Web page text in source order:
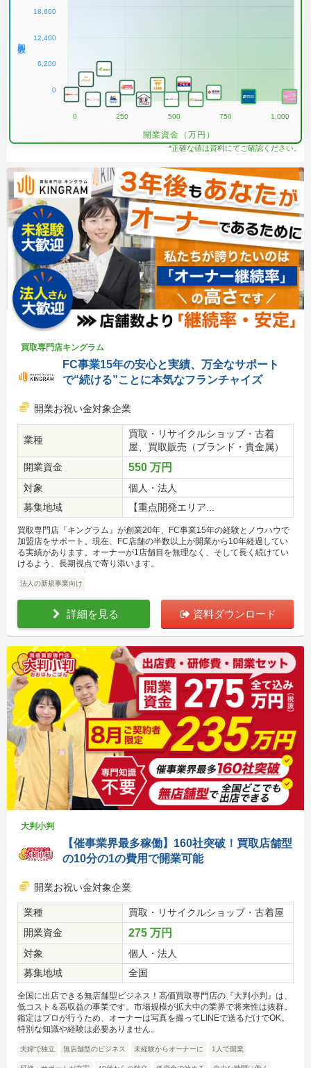
18,600
12,400
6,200
0
0 250 500 750 1,000
開業資金（万円）
*正確な値は資料にてご確認ください。
買取専門店キングラム
FC事業15年の安心と実績、万全なサポート
で“続ける”ことに本気なフランチャイズ
開業お祝い金対象企業
業種
買取・リサイクルショップ・古着
屋、買取販売（ブランド・貴金属）
開業資金
550 万円
対象
個人・法人
募集地域
【重点開発エリア...
買取専門店『キングラム』が創業20年、FC事業15年の経験とノウハウで
加盟店をサポート。現在、FC店舗の半数以上が開業から10年経過してい
る実績があります。オーナーが1店舗目を無理なく、そして長く続けてい
けるよう、長期視点で寄り添います。
法人の新規事業向け
詳細を見る 資料ダウンロード
大判小判
【催事業界最多稼働】160社突破！買取店舗型
の10分の1の費用で開業可能
開業お祝い金対象企業
業種
買取・リサイクルショップ・古着屋
開業資金
275 万円
対象
個人・法人
募集地域
全国
全国に出店できる無店舗型ビジネス！高価買取専門店の『大判小判』は、
低コスト＆高収益の事業です。市場規模が拡大中の業界で将来性は抜群。
鑑定はプロが行うため、オーナーは写真を撮ってLINEで送るだけでOK。
特別な知識や経験は必要ありません。
夫婦で独立 無店舗型のビジネス 未経験からオーナーに 1人で開業